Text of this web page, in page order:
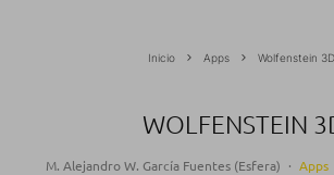
Inicio Apps Wolfenstein 3D
WOLFENSTEIN
M. Alejandro W. García Fuentes (Esfera) · Apps